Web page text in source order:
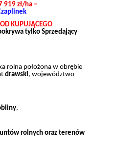
919 zł/ha –
KUPUJĄCEGO
tylko Sprzedający
rolna położona w obrębie
drawski, województwo
,
rolnych oraz terenów